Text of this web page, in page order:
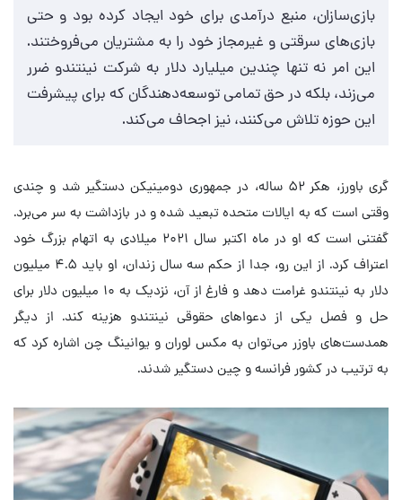
بازی‌سازان، منبع درآمدی برای خود ایجاد کرده بود و حتی
بازی‌های سرقتی و غیرمجاز خود را به مشتریان می‌فروختند.
این امر نه تنها چندین میلیارد دلار به شرکت نینتندو ضرر
می‌زند، بلکه در حق تمامی توسعه‌دهندگان که برای پیشرفت
این حوزه تلاش می‌کنند، نیز اجحاف می‌کند.
گری باورز، هکر ۵۲ ساله، در جمهوری دومینیکن دستگیر شد و چندی
وقتی است که به ایالات متحده تبعید شده و در بازداشت به سر می‌برد.
گفتنی است که او در ماه اکتبر سال ۲۰۲۱ میلادی به اتهام بزرگ خود
اعتراف کرد. از این رو، جدا از حکم سه سال زندان، او باید ۴.۵ میلیون
دلار به نینتندو غرامت دهد و فارغ از آن، نزدیک به ۱۰ میلیون دلار برای
حل و فصل یکی از دعواهای حقوقی نینتندو هزینه کند. از دیگر
همدست‌های باوزر می‌توان به مکس لوران و یوانینگ چن اشاره کرد که
به ترتیب در کشور فرانسه و چین دستگیر شدند.